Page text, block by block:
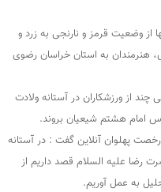
از وضعیت قرمز و نارنجی به زرد و
به استان خراسان رضوی
از ورزشکاران در آستانه ولادت
امام هشتم شیعیان بروند.
پهلوان آنلاین گفت : در آستانه
رضا علیه السلام قصد داریم از